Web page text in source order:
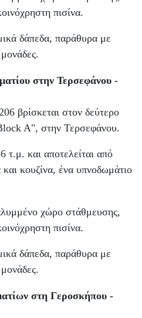
πισίνα.
δάπεδα, παράθυρα με
στην Τερσεφάνου -
βρίσκεται στον δεύτερο
A", στην Τερσεφάνου.
τ.μ. και αποτελείται από
και κουζίνα, ένα υπνοδωμάτιο
χώρο στάθμευσης,
πισίνα.
δάπεδα, παράθυρα με
στη Γεροσκήπου -